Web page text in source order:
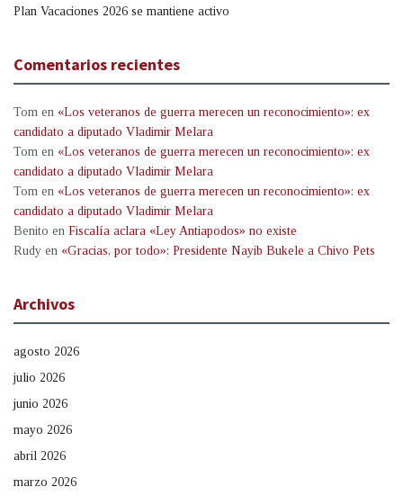
Plan Vacaciones 2026 se mantiene activo
Comentarios recientes
Tom en «Los veteranos de guerra merecen un reconocimiento»: ex
candidato a diputado Vladimir Melara
Tom en «Los veteranos de guerra merecen un reconocimiento»: ex
candidato a diputado Vladimir Melara
Tom en «Los veteranos de guerra merecen un reconocimiento»: ex
candidato a diputado Vladimir Melara
Benito en Fiscalía aclara «Ley Antiapodos» no existe
Rudy en «Gracias, por todo»: Presidente Nayib Bukele a Chivo Pets
Archivos
agosto 2026
julio 2026
junio 2026
mayo 2026
abril 2026
marzo 2026